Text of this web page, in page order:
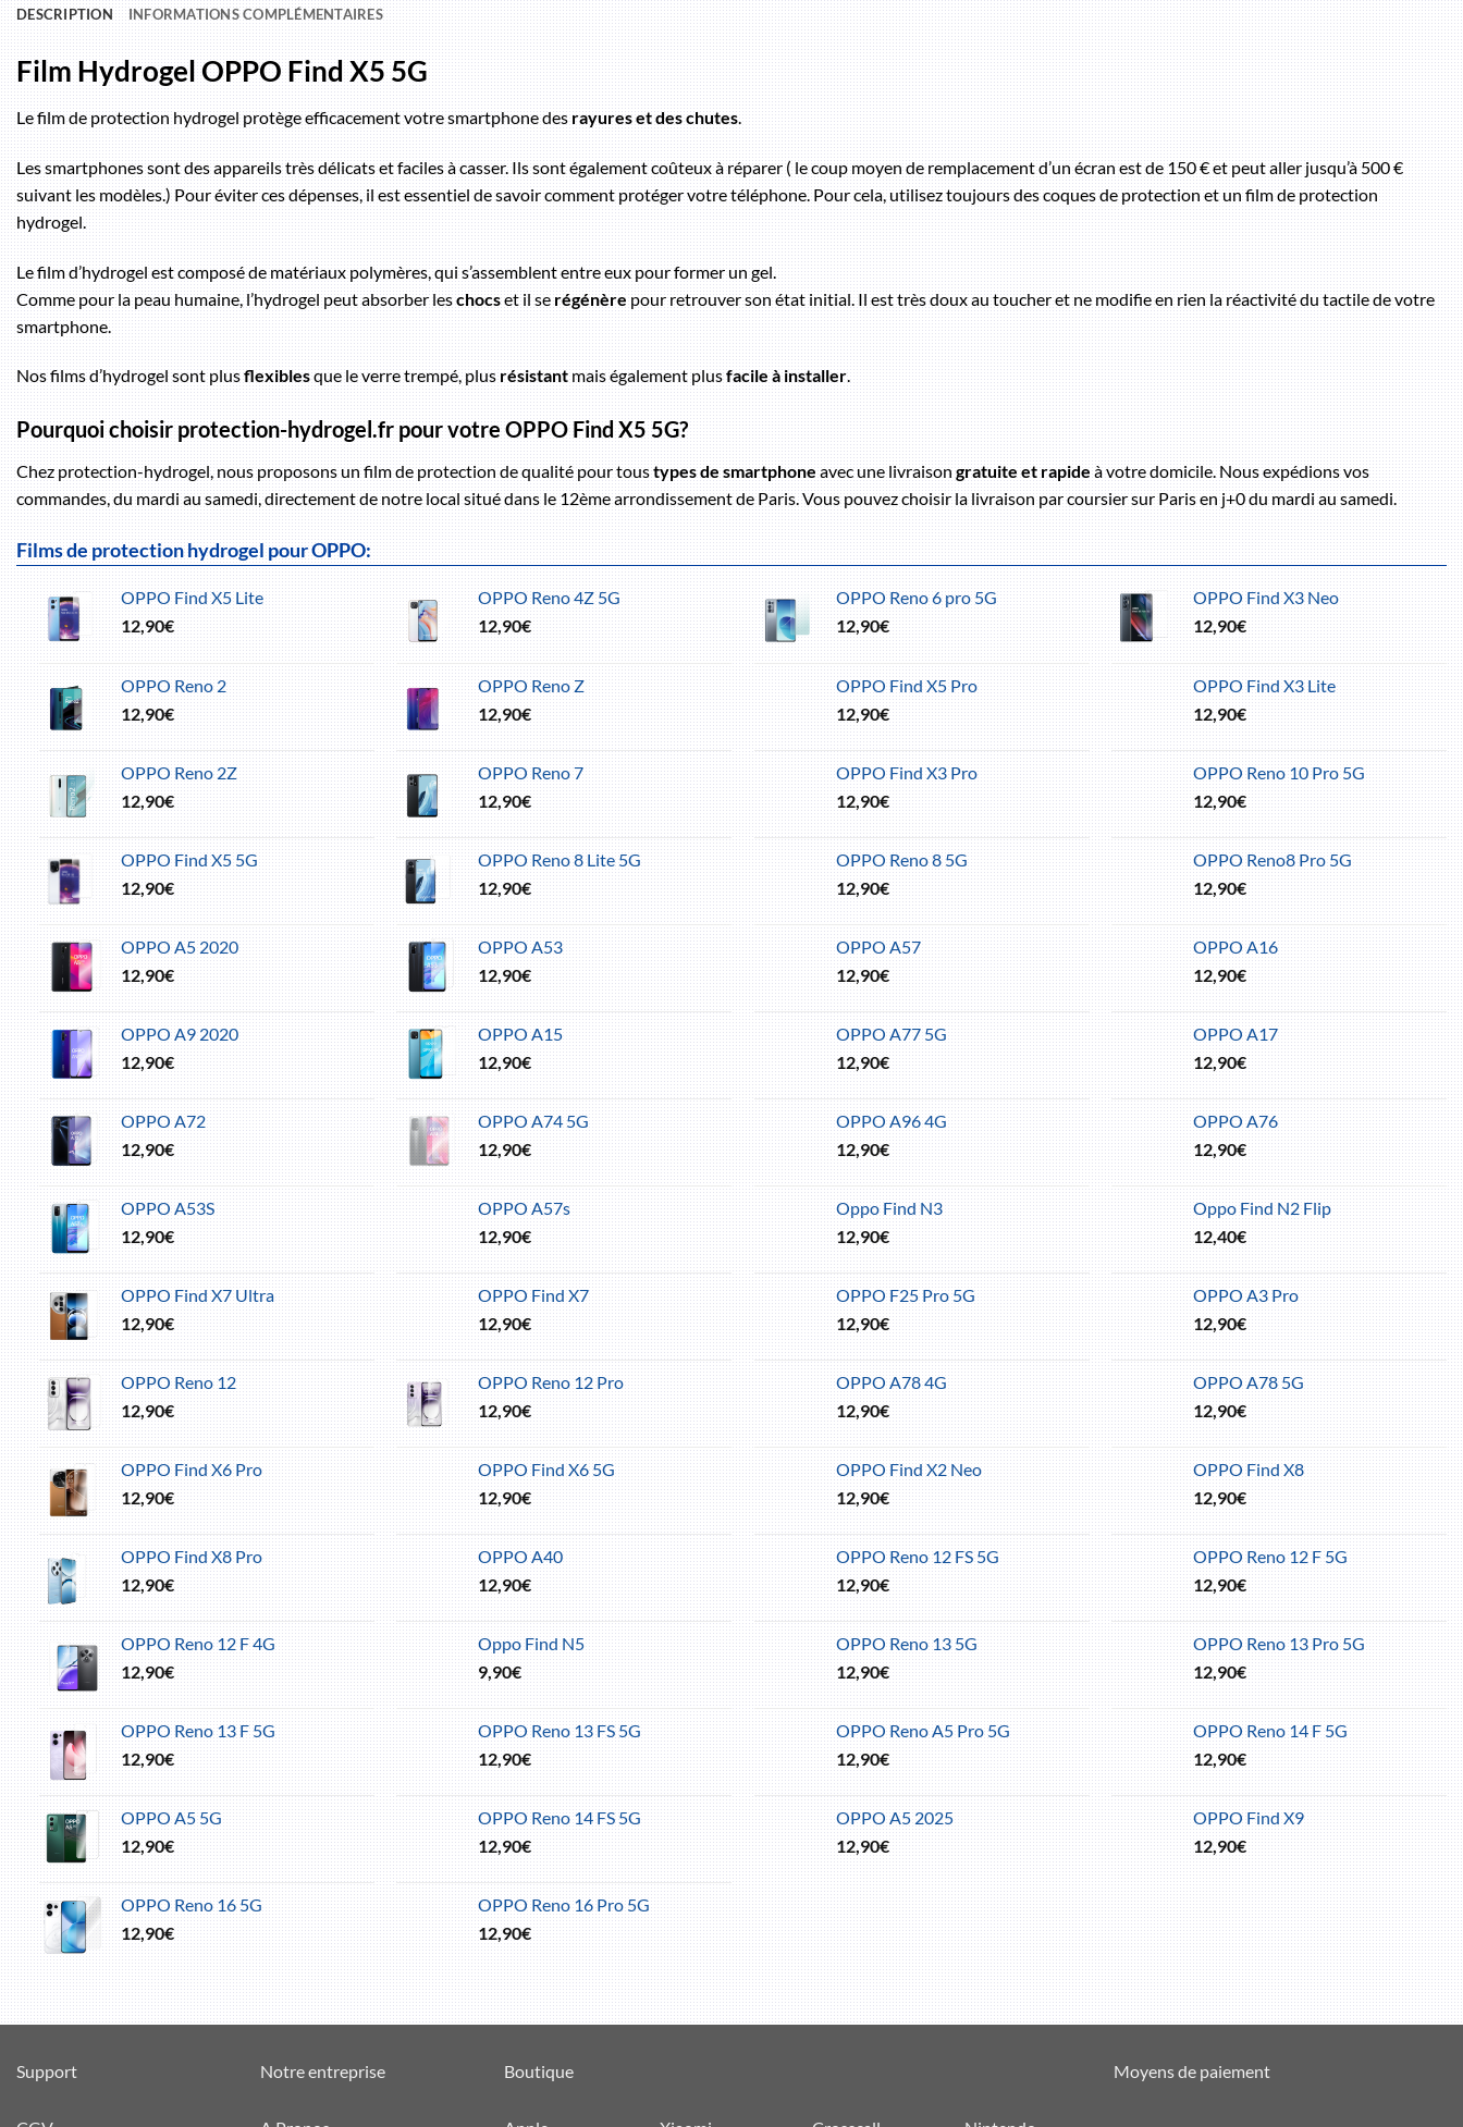
DESCRIPTION INFORMATIONS COMPLÉMENTAIRES
Film Hydrogel OPPO Find X5 5G
Le film de protection hydrogel protège efficacement votre smartphone desrayures et des chutes.
Les smartphones sont des appareils très délicats et faciles à casser. Ils sont également coûteux à réparer ( le coup moyen de remplacement d’un écran est de 150 € et peut aller jusqu’à 500 €
suivant les modèles.) Pour éviter ces dépenses, il est essentiel de savoir comment protéger votre téléphone. Pour cela, utilisez toujours des coques de protection et un film de protection
hydrogel.
Le film d’hydrogel est composé de matériaux polymères, qui s’assemblent entre eux pour former un gel.
Comme pour la peau humaine, l’hydrogel peut absorber leschocset il serégénèrepour retrouver son état initial. Il est très doux au toucher et ne modifie en rien la réactivité du tactile de votre
smartphone.
Nos films d’hydrogel sont plusflexiblesque le verre trempé, plusrésistantmais également plusfacile à installer.
Pourquoi choisir protection-hydrogel.fr pour votre OPPO Find X5 5G?
Chez protection-hydrogel, nous proposons un film de protection de qualité pour toustypes de smartphoneavec une livraisongratuite et rapideà votre domicile. Nous expédions vos
commandes, du mardi au samedi, directement de notre local situé dans le 12ème arrondissement de Paris. Vous pouvez choisir la livraison par coursier sur Paris en j+0 du mardi au samedi.
Films de protection hydrogel pour OPPO:
OPPO Find X5 Lite
12,90€
OPPO Reno 2
12,90€
OPPO Reno 2Z
12,90€
OPPO Find X5 5G
12,90€
OPPO A5 2020
12,90€
OPPO A9 2020
12,90€
OPPO A72
12,90€
OPPO A53S
12,90€
OPPO Find X7 Ultra
12,90€
OPPO Reno 12
12,90€
OPPO Find X6 Pro
12,90€
OPPO Find X8 Pro
12,90€
OPPO Reno 12 F 4G
12,90€
OPPO Reno 13 F 5G
12,90€
OPPO A5 5G
12,90€
OPPO Reno 16 5G
12,90€
OPPO Reno 4Z 5G
12,90€
OPPO Reno Z
12,90€
OPPO Reno 7
12,90€
OPPO Reno 8 Lite 5G
12,90€
OPPO A53
12,90€
OPPO A15
12,90€
OPPO A74 5G
12,90€
OPPO A57s
12,90€
OPPO Find X7
12,90€
OPPO Reno 12 Pro
12,90€
OPPO Find X6 5G
12,90€
OPPO A40
12,90€
Oppo Find N5
9,90€
OPPO Reno 13 FS 5G
12,90€
OPPO Reno 14 FS 5G
12,90€
OPPO Reno 16 Pro 5G
12,90€
OPPO Reno 6 pro 5G
12,90€
OPPO Find X5 Pro
12,90€
OPPO Find X3 Pro
12,90€
OPPO Reno 8 5G
12,90€
OPPO A57
12,90€
OPPO A77 5G
12,90€
OPPO A96 4G
12,90€
Oppo Find N3
12,90€
OPPO F25 Pro 5G
12,90€
OPPO A78 4G
12,90€
OPPO Find X2 Neo
12,90€
OPPO Reno 12 FS 5G
12,90€
OPPO Reno 13 5G
12,90€
OPPO Reno A5 Pro 5G
12,90€
OPPO A5 2025
12,90€
OPPO Find X3 Neo
12,90€
OPPO Find X3 Lite
12,90€
OPPO Reno 10 Pro 5G
12,90€
OPPO Reno8 Pro 5G
12,90€
OPPO A16
12,90€
OPPO A17
12,90€
OPPO A76
12,90€
Oppo Find N2 Flip
12,40€
OPPO A3 Pro
12,90€
OPPO A78 5G
12,90€
OPPO Find X8
12,90€
OPPO Reno 12 F 5G
12,90€
OPPO Reno 13 Pro 5G
12,90€
OPPO Reno 14 F 5G
12,90€
OPPO Find X9
12,90€
Support Notre entreprise Boutique Moyens de paiement